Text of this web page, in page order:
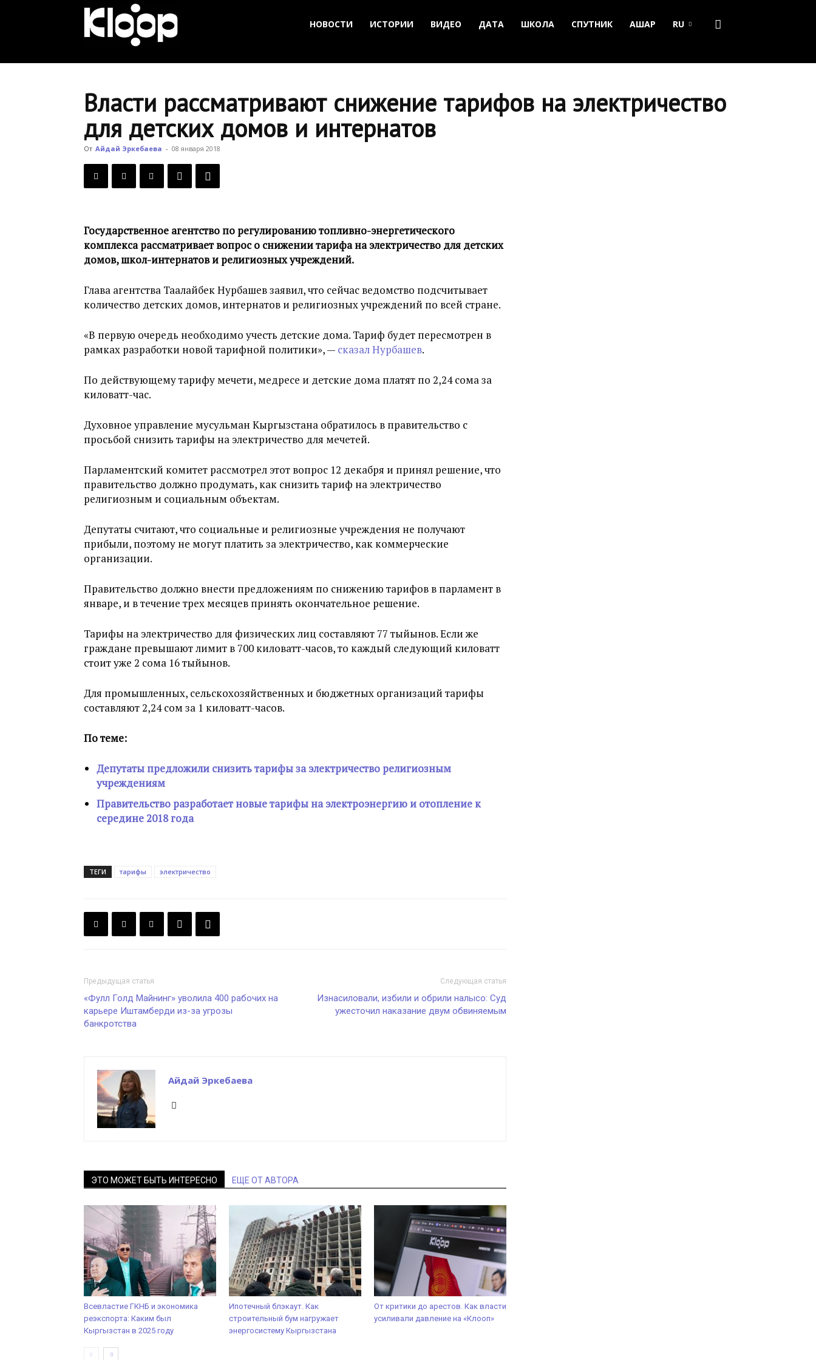
Новости
Кыргызстана
НОВОСТИ ИСТОРИИ ВИДЕО ДАТА ШКОЛА СПУТНИК АШАР RU
Власти рассматривают снижение тарифов на электричество
для детских домов и интернатов
От Айдай Эркебаева - 08 января 2018
Государственное агентство по регулированию топливно-энергетического
комплекса рассматривает вопрос о снижении тарифа на электричество для детских
домов, школ-интернатов и религиозных учреждений.
Глава агентства Таалайбек Нурбашев заявил, что сейчас ведомство подсчитывает
количество детских домов, интернатов и религиозных учреждений по всей стране.
«В первую очередь необходимо учесть детские дома. Тариф будет пересмотрен в
рамках разработки новой тарифной политики», — сказал Нурбашев.
По действующему тарифу мечети, медресе и детские дома платят по 2,24 сома за
киловатт-час.
Духовное управление мусульман Кыргызстана обратилось в правительство с
просьбой снизить тарифы на электричество для мечетей.
Парламентский комитет рассмотрел этот вопрос 12 декабря и принял решение, что
правительство должно продумать, как снизить тариф на электричество
религиозным и социальным объектам.
Депутаты считают, что социальные и религиозные учреждения не получают
прибыли, поэтому не могут платить за электричество, как коммерческие
организации.
Правительство должно внести предложениям по снижению тарифов в парламент в
январе, и в течение трех месяцев принять окончательное решение.
Тарифы на электричество для физических лиц составляют 77 тыйынов. Если же
граждане превышают лимит в 700 киловатт-часов, то каждый следующий киловатт
стоит уже 2 сома 16 тыйынов.
Для промышленных, сельскохозяйственных и бюджетных организаций тарифы
составляют 2,24 сом за 1 киловатт-часов.
По теме:
Депутаты предложили снизить тарифы за электричество религиозным
учреждениям
Правительство разработает новые тарифы на электроэнергию и отопление к
середине 2018 года
ТЕГИ тарифы электричество
Предыдущая статья
«Фулл Голд Майнинг» уволила 400 рабочих на
карьере Иштамберди из-за угрозы
банкротства
Следующая статья
Изнасиловали, избили и обрили налысо: Суд
ужесточил наказание двум обвиняемым
Айдай Эркебаева
ЭТО МОЖЕТ БЫТЬ ИНТЕРЕСНО ЕЩЕ ОТ АВТОРА
Всевластие ГКНБ и экономика
реэкспорта: Каким был
Кыргызстан в 2025 году
Ипотечный блэкаут. Как
строительный бум нагружает
энергосистему Кыргызстана
От критики до арестов. Как власти
усиливали давление на «Клооп»